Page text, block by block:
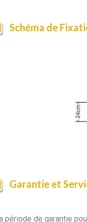
Schéma de
Garantie et
période de garantie